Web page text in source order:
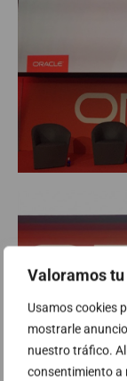
Valoramos
Usamos cookies
mostrarle
nuestro tráfico. Al
consentimiento a